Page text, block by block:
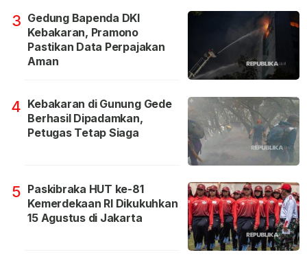
3 Gedung Bapenda DKI
Kebakaran, Pramono
Pastikan Data Perpajakan
Aman
4 Kebakaran di Gunung Gede
Berhasil Dipadamkan,
Petugas Tetap Siaga
5 Paskibraka HUT ke-81
Kemerdekaan RI Dikukuhkan
15 Agustus di Jakarta